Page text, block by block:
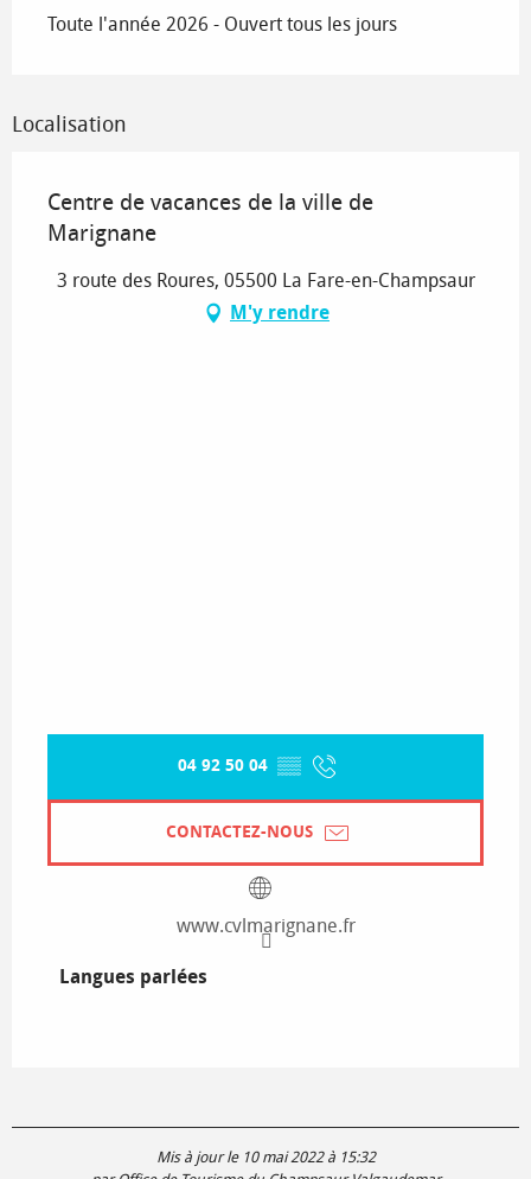
Toute l'année 2026 - Ouvert tous les jours
Localisation
Centre de vacances de la ville de
Marignane
3 route des Roures, 05500 La Fare-en-Champsaur
M'y rendre
04 92 50 04 ▒▒
CONTACTEZ-NOUS
www.cvlmarignane.fr
Langues parlées
Langues parlées
Mis à jour le 10 mai 2022 à 15:32